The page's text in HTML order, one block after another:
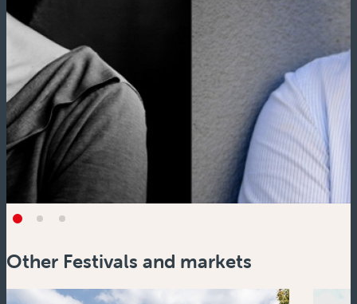
Other Festivals and markets